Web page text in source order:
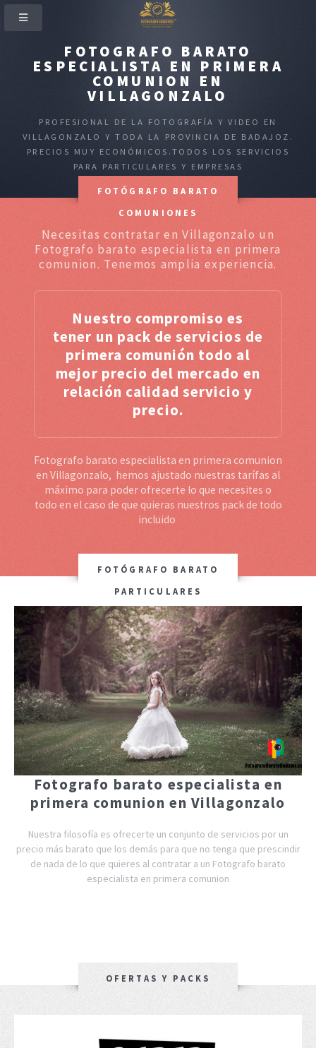
FOTOGRAFO BARATO
ESPECIALISTA EN PRIMERA
COMUNION EN
VILLAGONZALO
PROFESIONAL DE LA FOTOGRAFÍA Y VIDEO EN
VILLAGONZALO Y TODA LA PROVINCIA DE BADAJOZ.
PRECIOS MUY ECONÓMICOS.TODOS LOS SERVICIOS
PARA PARTICULARES Y EMPRESAS
FOTÓGRAFO BARATO
COMUNIONES
Necesitas contratar en Villagonzalo un
Fotografo barato especialista en primera
comunion. Tenemos amplia experiencia.
Nuestro compromiso es
tener un pack de servicios de
primera comunión todo al
mejor precio del mercado en
relación calidad servicio y
precio.
Fotografo barato especialista en primera comunion
en Villagonzalo, hemos ajustado nuestras tarífas al
máximo para poder ofrecerte lo que necesites o
todo en el caso de que quieras nuestros pack de todo
incluido
FOTÓGRAFO BARATO
PARTICULARES
Fotografo barato especialista en
primera comunion en Villagonzalo
Nuestra filosofía es ofrecerte un conjunto de servicios por un
precio más barato que los demás para que no tenga que prescindir
de nada de lo que quieres al contratar a un Fotografo barato
especialista en primera comunion
OFERTAS Y PACKS